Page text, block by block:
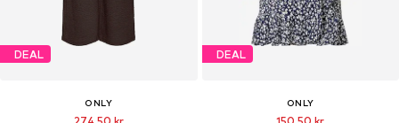
DEAL
ONLY
DEAL
ONLY